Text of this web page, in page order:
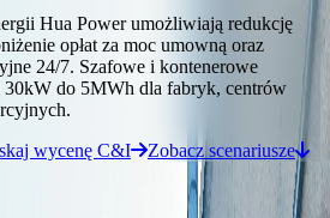
sieci
z czasem reakcji poniżej 30 ms do
mFRR i integracji odnawialnych źródeł
PV, baterie, ładowanie pojazdów
Hua Power umożliwiają redukcję
opłat za moc umowną oraz
24/7. Szafowe i kontenerowe
30kW do 5MWh dla fabryk, centrów
wycenę C&I
Zobacz scenariusze